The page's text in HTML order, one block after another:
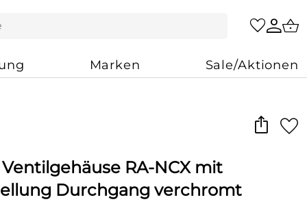
Marken Sale/Aktionen
RA-NCX mit
Durchgang verchromt